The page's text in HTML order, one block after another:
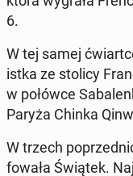
6.
W tej samej
ist­ka ze stolicy
w połówce
Paryża Chinka
W trzech
fowała Świątek.